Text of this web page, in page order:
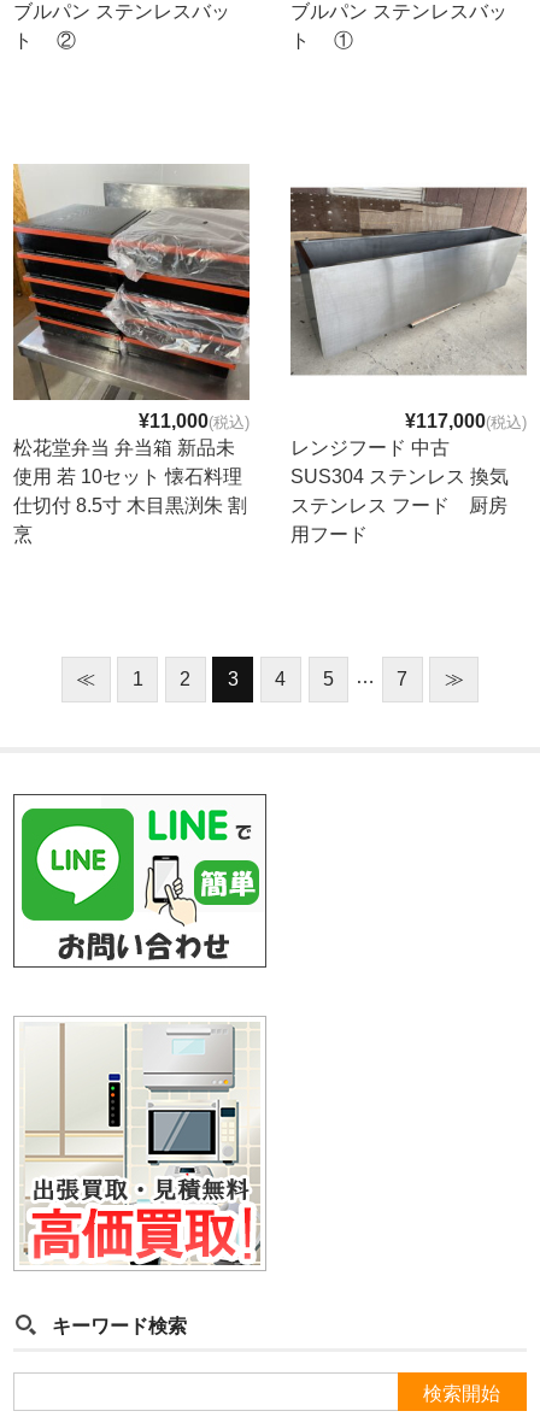
ブルパン ステンレスバッ
ト ②
ブルパン ステンレスバッ
ト ①
¥11,000(税込)
松花堂弁当 弁当箱 新品未
使用 若 10セット 懐石料理
仕切付 8.5寸 木目黒渕朱 割
烹
¥117,000(税込)
レンジフード 中古
SUS304 ステンレス 換気
ステンレス フード 厨房
用フード
≪ 1 2 3 4 5 … 7 ≫
キーワード検索